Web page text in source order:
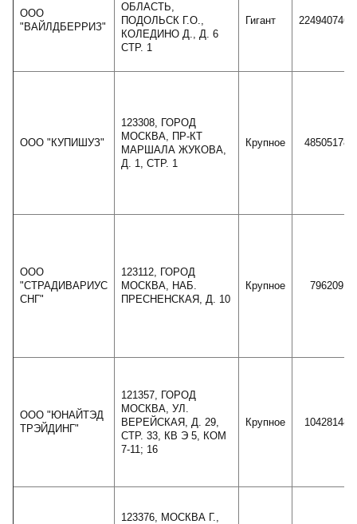
ООО
"ВАЙЛДБЕРРИЗ"
ОБЛАСТЬ,
ПОДОЛЬСК Г.О.,
КОЛЕДИНО Д., Д. 6
СТР. 1
Гигант 224940746
ООО "КУПИШУЗ"
123308, ГОРОД
МОСКВА, ПР-КТ
МАРШАЛА ЖУКОВА,
Д. 1, СТР. 1
Крупное 48505178
ООО
"СТРАДИВАРИУС
СНГ"
123112, ГОРОД
МОСКВА, НАБ.
ПРЕСНЕНСКАЯ, Д. 10
Крупное 7962091
ООО "ЮНАЙТЭД
ТРЭЙДИНГ"
121357, ГОРОД
МОСКВА, УЛ.
ВЕРЕЙСКАЯ, Д. 29,
СТР. 33, КВ Э 5, КОМ
7-11; 16
Крупное 10428148
123376, МОСКВА Г.,